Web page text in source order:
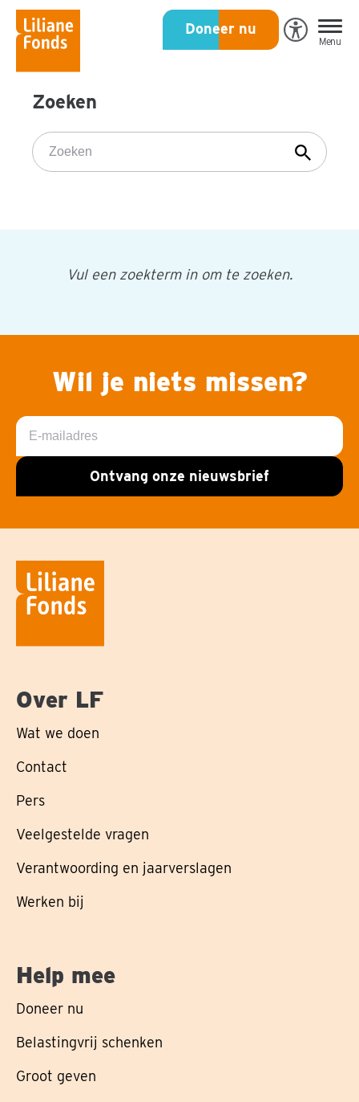
Liliane
Fonds
Doneer nu
Open
Menu
Zoeken
Zoeken
Vul een zoekterm in om te zoeken.
Wil je niets missen?
E-
mailadres
Ontvang onze nieuwsbrief
Over LF
Wat we doen
Contact
Pers
Veelgestelde vragen
Verantwoording en jaarverslagen
Werken bij
Help mee
Doneer nu
Belastingvrij schenken
Groot geven